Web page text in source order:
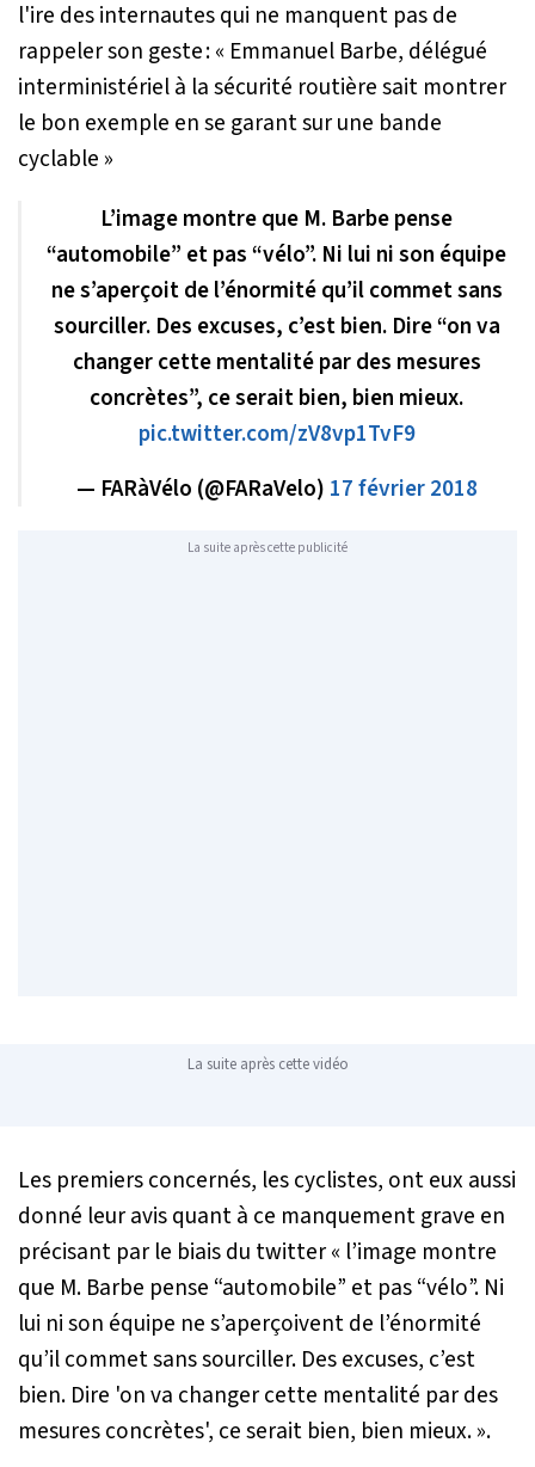
l'ire des internautes qui ne manquent pas de
rappeler son geste : « Emmanuel Barbe, délégué
interministériel à la sécurité routière sait montrer
le bon exemple en se garant sur une bande
cyclable »
L’image montre que M. Barbe pense
“automobile” et pas “vélo”. Ni lui ni son équipe
ne s’aperçoit de l’énormité qu’il commet sans
sourciller. Des excuses, c’est bien. Dire “on va
changer cette mentalité par des mesures
concrètes”, ce serait bien, bien mieux.
pic.twitter.com/zV8vp1TvF9
— FARàVélo (@FARaVelo) 17 février 2018
La suite après cette publicité
La suite après cette vidéo
Les premiers concernés, les cyclistes, ont eux aussi
donné leur avis quant à ce manquement grave en
précisant par le biais du twitter « l’image montre
que M. Barbe pense “automobile” et pas “vélo”. Ni
lui ni son équipe ne s’aperçoivent de l’énormité
qu’il commet sans sourciller. Des excuses, c’est
bien. Dire 'on va changer cette mentalité par des
mesures concrètes', ce serait bien, bien mieux. ».